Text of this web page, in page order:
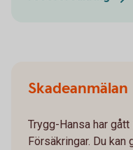
Skadeanmälan
Trygg-Hansa har
Försäkringar. Du kan